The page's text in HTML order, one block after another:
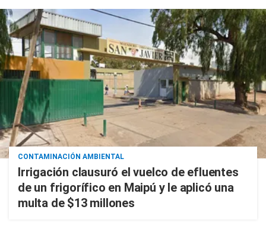
CONTAMINACIÓN AMBIENTAL
Irrigación clausuró el vuelco de efluentes
de un frigorífico en Maipú y le aplicó una
multa de $13 millones